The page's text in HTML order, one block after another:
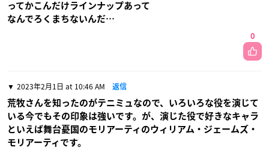
ってかこんだけラインナップあって
なんでろくまちないんだ…
0
2023年2月1日 at 10:46 AM 返信
荒牧さんを知ったのがテニミュなので、いろいろな役を演じて
いる今でもその印象は強いです。が、演じた役で好きなキャラ
といえば舞台憂国のモリアーティのウィリアム・ジェームズ・
モリアーティです。